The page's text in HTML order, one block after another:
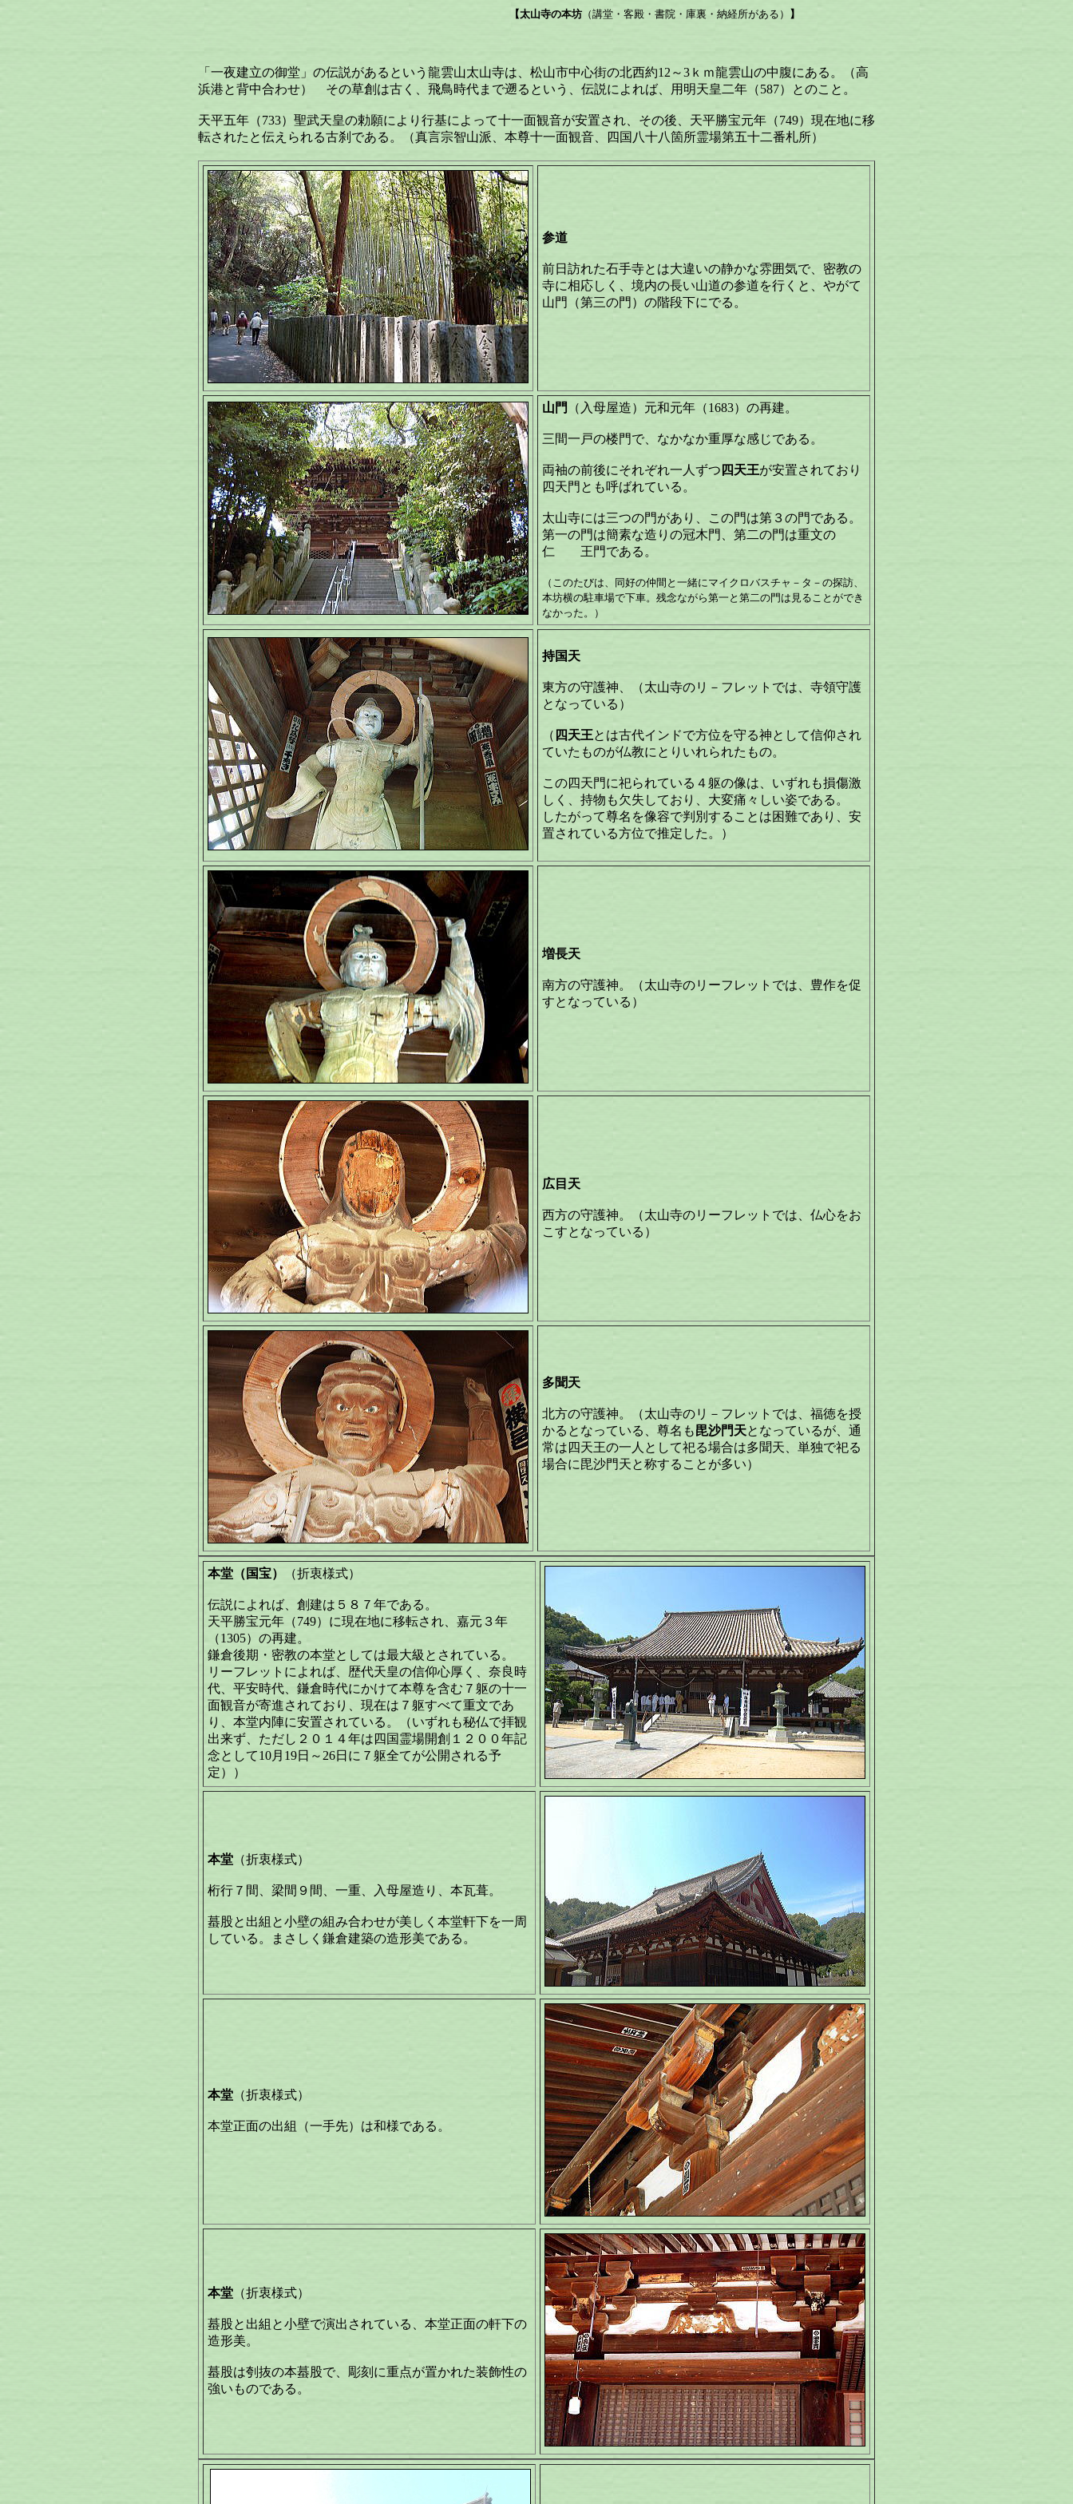
【太山寺の本坊 （講堂・客殿・書院・庫裏・納経所がある） 】
「一夜建立の御堂」の伝説があるという龍雲山太山寺は、松山市中心街の北西約12～3ｋｍ龍雲山の中腹にある。（高
浜港と背中合わせ） その草創は古く、飛鳥時代まで遡るという、伝説によれば、用明天皇二年（587）とのこと。
天平五年（733）聖武天皇の勅願により行基によって十一面観音が安置され、その後、天平勝宝元年（749）現在地に移
転されたと伝えられる古刹である。（真言宗智山派、本尊十一面観音、四国八十八箇所霊場第五十二番札所）
参道
前日訪れた石手寺とは大違いの静かな雰囲気で、密教の
寺に相応しく、境内の長い山道の参道を行くと、やがて
山門（第三の門）の階段下にでる。
山門 （入母屋造）元和元年（1683）の再建。
三間一戸の楼門で、なかなか重厚な感じである。
両袖の前後にそれぞれ一人ずつ 四天王が安置されており
四天門とも呼ばれている。
太山寺には三つの門があり、この門は第３の門である。
第一の門は簡素な造りの冠木門、第二の門は重文の
仁 王門である。
（このたびは、同好の仲間と一緒にマイクロバスチャ－タ－の探訪、
本坊横の駐車場で下車。残念ながら第一と第二の門は見ることができ
なかった。）
持国天
東方の守護神、（太山寺のリ－フレットでは、寺領守護
となっている）
（ 四天王とは古代インドで方位を守る神として信仰され
ていたものが仏教にとりいれられたもの。
この四天門に祀られている４躯の像は、いずれも損傷激
しく、持物も欠失しており、大変痛々しい姿である。
したがって尊名を像容で判別することは困難であり、安
置されている方位で推定した。）
増長天
南方の守護神。（太山寺のリーフレットでは、豊作を促
すとなっている）
広目天
西方の守護神。（太山寺のリーフレットでは、仏心をお
こすとなっている）
多聞天
北方の守護神。（太山寺のリ－フレットでは、福徳を授
かるとなっている、尊名も毘沙門天となっているが、通
常は四天王の一人として祀る場合は多聞天、単独で祀る
場合に毘沙門天と称することが多い）
本堂（国宝） （折衷様式）
伝説によれば、創建は５８７年である。
天平勝宝元年（749）に現在地に移転され、嘉元３年
（1305）の再建。
鎌倉後期・密教の本堂としては最大級とされている。
リーフレットによれば、歴代天皇の信仰心厚く、奈良時
代、平安時代、鎌倉時代にかけて本尊を含む７躯の十一
面観音が寄進されており、現在は７躯すべて重文であ
り、本堂内陣に安置されている。（いずれも秘仏で拝観
出来ず、ただし２０１４年は四国霊場開創１２００年記
念として10月19日～26日に７躯全てが公開される予
定））
本堂 （折衷様式）
桁行７間、梁間９間、一重、入母屋造り、本瓦葺。
蟇股と出組と小壁の組み合わせが美しく本堂軒下を一周
している。まさしく鎌倉建築の造形美である。
本堂 （折衷様式）
本堂正面の出組（一手先）は和様である。
本堂 （折衷様式）
蟇股と出組と小壁で演出されている、本堂正面の軒下の
造形美。
蟇股は刳抜の本蟇股で、彫刻に重点が置かれた装飾性の
強いものである。